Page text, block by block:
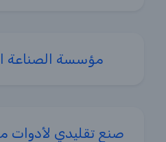
مؤسسة الصناعة
صنع تقليدي لأدوات